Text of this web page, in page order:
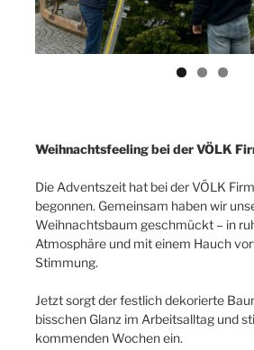
Weihnachtsfeeling bei der VÖLK
Die Adventszeit hat bei der VÖLK
begonnen. Gemeinsam haben wir
Weihnachtsbaum geschmückt – in
Atmosphäre und mit einem Hauch
Stimmung.
Jetzt sorgt der festlich dekorierte
bisschen Glanz im Arbeitsalltag und
kommenden Wochen ein.